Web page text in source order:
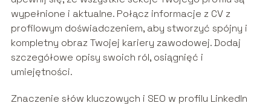
wypełnione i aktualne. Połącz informacje z CV z
profilowym doświadczeniem, aby stworzyć spójny i
kompletny obraz Twojej kariery zawodowej. Dodaj
szczegółowe opisy swoich ról, osiągnięć i
umiejętności.
Znaczenie słów kluczowych i SEO w profilu LinkedIn